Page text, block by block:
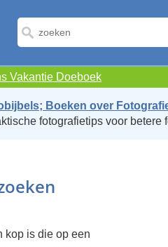
Vakantie Doeboek
Boeken over
fotografietips voor betere
kop is die op een